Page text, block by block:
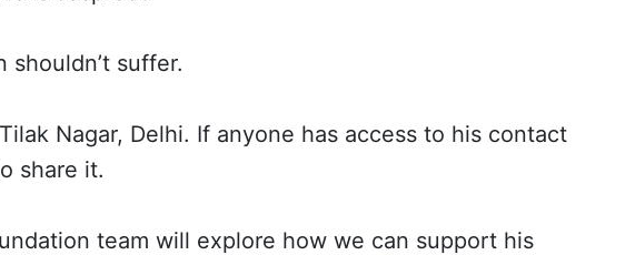
shouldn’t suffer.
Nagar, Delhi. If anyone has access to his contact
share it.
team will explore how we can support his